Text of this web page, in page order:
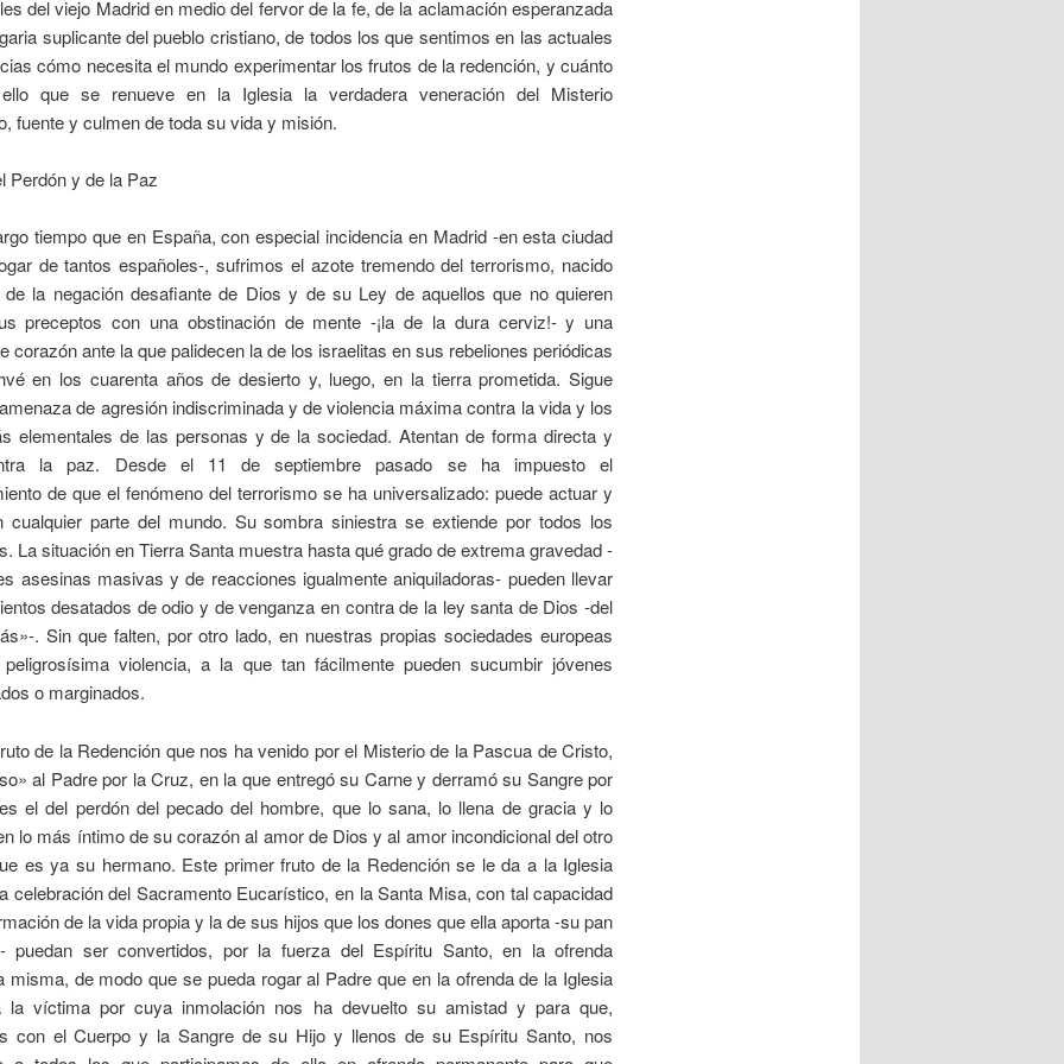
del viejo Madrid en medio del fervor de la fe, de la aclamación esperanzada
suplicante del pueblo cristiano, de todos los que sentimos en las actuales
cómo necesita el mundo experimentar los frutos de la redención, y cuánto
que se renueve en la Iglesia la verdadera veneración del Misterio
fuente y culmen de toda su vida y misión.
Perdón y de la Paz
tiempo que en España, con especial incidencia en Madrid -en esta ciudad
de tantos españoles-, sufrimos el azote tremendo del terrorismo, nacido
la negación desafiante de Dios y de su Ley de aquellos que no quieren
preceptos con una obstinación de mente -¡la de la dura cerviz!- y una
corazón ante la que palidecen la de los israelitas en sus rebeliones periódicas
en los cuarenta años de desierto y, luego, en la tierra prometida. Sigue
de agresión indiscriminada y de violencia máxima contra la vida y los
elementales de las personas y de la sociedad. Atentan de forma directa y
la paz. Desde el 11 de septiembre pasado se ha impuesto el
de que el fenómeno del terrorismo se ha universalizado: puede actuar y
cualquier parte del mundo. Su sombra siniestra se extiende por todos los
La situación en Tierra Santa muestra hasta qué grado de extrema gravedad -
asesinas masivas y de reacciones igualmente aniquiladoras- pueden llevar
desatados de odio y de venganza en contra de la ley santa de Dios -del
. Sin que falten, por otro lado, en nuestras propias sociedades europeas
violencia, a la que tan fácilmente pueden sucumbir jóvenes
o marginados.
de la Redención que nos ha venido por el Misterio de la Pascua de Cristo,
al Padre por la Cruz, en la que entregó su Carne y derramó su Sangre por
el del perdón del pecado del hombre, que lo sana, lo llena de gracia y lo
lo más íntimo de su corazón al amor de Dios y al amor incondicional del otro
es ya su hermano. Este primer fruto de la Redención se le da a la Iglesia
celebración del Sacramento Eucarístico, en la Santa Misa, con tal capacidad
de la vida propia y la de sus hijos que los dones que ella aporta -su pan
puedan ser convertidos, por la fuerza del Espíritu Santo, en la ofrenda
misma, de modo que se pueda rogar al Padre que en la ofrenda de la Iglesia
la víctima por cuya inmolación nos ha devuelto su amistad y para que,
con el Cuerpo y la Sangre de su Hijo y llenos de su Espíritu Santo, nos